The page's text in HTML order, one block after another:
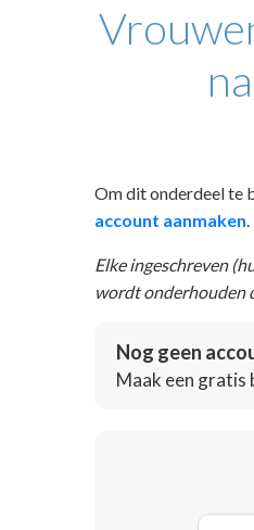
Om dit onderdeel te
account aanmaken
Elke ingeschreven
wordt onderhouden
Nog geen
Maak een gratis